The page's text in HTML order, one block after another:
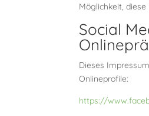
Möglichkeit,
Social
Dieses
Onlineprofile:
https://